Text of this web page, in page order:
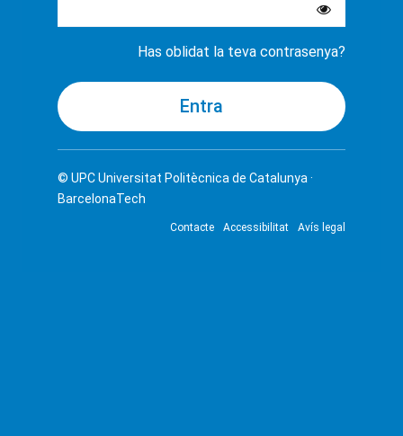
Has oblidat la teva contrasenya?
© UPCUniversitat Politècnica de Catalunya ·
BarcelonaTech
Contacte Accessibilitat Avís legal